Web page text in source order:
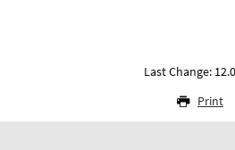
Last Change:
Print